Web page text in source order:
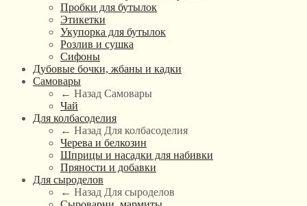
Пробки для бутылок
Этикетки
Укупорка для бутылок
Розлив и сушка
Сифоны
Дубовые бочки, жбаны и кадки
Самовары
← Назад Самовары
Чай
Для колбасоделия
← Назад Для колбасоделия
Черева и белкозин
Шприцы и насадки для набивки
Пряности и добавки
Для сыроделов
← Назад Для сыроделов